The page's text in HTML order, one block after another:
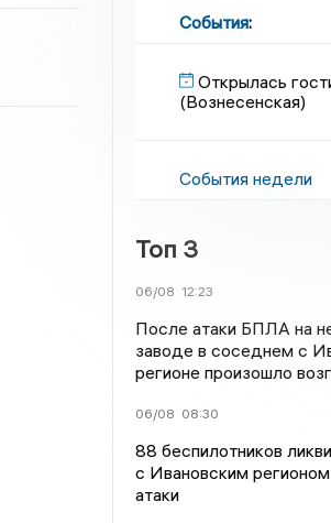
События:
Открылась
(Вознесенская)
События недели
Топ 3
06/08 12:23
После атаки БПЛА на
заводе в соседнем с
регионе произошло
06/08 08:30
88 беспилотников
с Ивановским
атаки